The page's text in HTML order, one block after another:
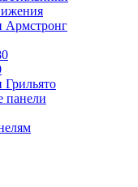
Армстронг
Грильято
панели